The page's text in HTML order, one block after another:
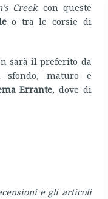
Creek: con queste
o tra le corsie di
sarà il preferito da
maturo e
Errante, dove di
e gli articoli